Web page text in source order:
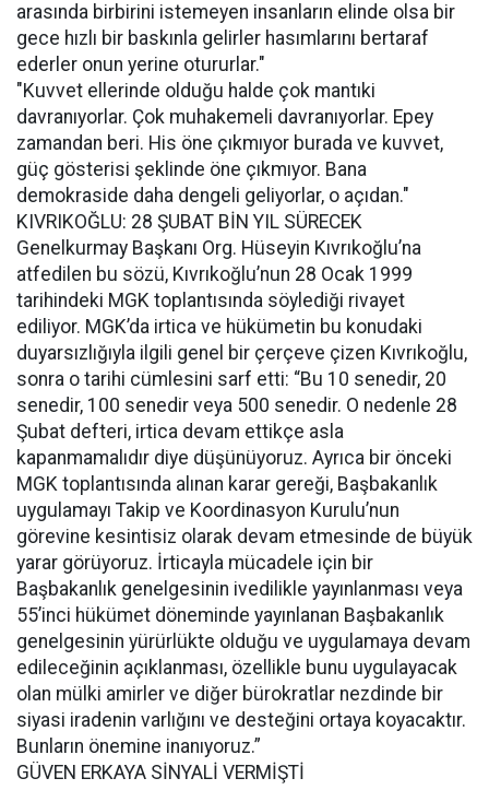
arasında birbirini istemeyen insanların elinde olsa bir
gece hızlı bir baskınla gelirler hasımlarını bertaraf
ederler onun yerine otururlar."
"Kuvvet ellerinde olduğu halde çok mantıki
davranıyorlar. Çok muhakemeli davranıyorlar. Epey
zamandan beri. His öne çıkmıyor burada ve kuvvet,
güç gösterisi şeklinde öne çıkmıyor. Bana
demokraside daha dengeli geliyorlar, o açıdan."
KIVRIKOĞLU: 28 ŞUBAT BİN YIL SÜRECEK
Genelkurmay Başkanı Org. Hüseyin Kıvrıkoğlu’na
atfedilen bu sözü, Kıvrıkoğlu’nun 28 Ocak 1999
tarihindeki MGK toplantısında söylediği rivayet
ediliyor. MGK’da irtica ve hükümetin bu konudaki
duyarsızlığıyla ilgili genel bir çerçeve çizen Kıvrıkoğlu,
sonra o tarihi cümlesini sarf etti: “Bu 10 senedir, 20
senedir, 100 senedir veya 500 senedir. O nedenle 28
Şubat defteri, irtica devam ettikçe asla
kapanmamalıdır diye düşünüyoruz. Ayrıca bir önceki
MGK toplantısında alınan karar gereği, Başbakanlık
uygulamayı Takip ve Koordinasyon Kurulu’nun
görevine kesintisiz olarak devam etmesinde de büyük
yarar görüyoruz. İrticayla mücadele için bir
Başbakanlık genelgesinin ivedilikle yayınlanması veya
55’inci hükümet döneminde yayınlanan Başbakanlık
genelgesinin yürürlükte olduğu ve uygulamaya devam
edileceğinin açıklanması, özellikle bunu uygulayacak
olan mülki amirler ve diğer bürokratlar nezdinde bir
siyasi iradenin varlığını ve desteğini ortaya koyacaktır.
Bunların önemine inanıyoruz.”
GÜVEN ERKAYA SİNYALİ VERMİŞTİ